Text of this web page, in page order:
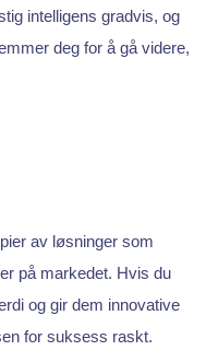
intelligens gradvis, og
deg for å gå videre,
av løsninger som
på markedet. Hvis du
og gir dem innovative
for suksess raskt.